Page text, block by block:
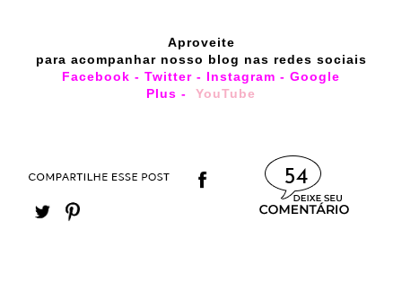
Aproveite
para acompanhar nosso blog nas redes sociais
Facebook - Twitter - Instagram - Google
Plus - YouTube
54